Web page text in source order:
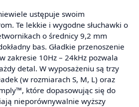
ustępuje swoim
Te lekkie i wygodne słuchawki o
o średnicy 9,2 mm
bas. Gładkie przenoszenie
zakresie 10Hz – 24kHz pozwala
detal. W wyposażeniu są trzy
(w rozmiarach S, M, L) oraz
które dopasowując się do
nieporównywalnie wyższy